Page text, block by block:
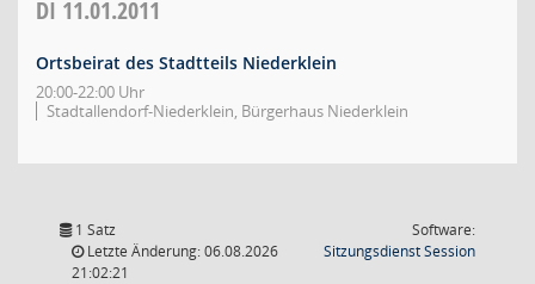
DI 11.01.2011
Ortsbeirat des Stadtteils Niederklein
20:00-22:00 Uhr
Stadtallendorf-Niederklein, Bürgerhaus Niederklein
1 Satz
Letzte Änderung: 06.08.2026
21:02:21
Software:
SitzungsdienstSession(Wird in